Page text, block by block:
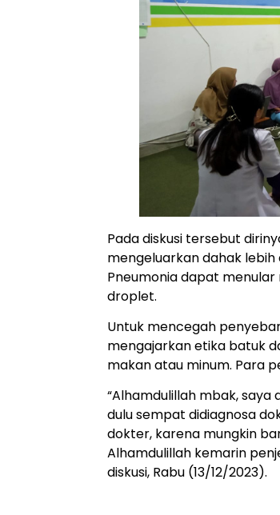
Pada diskusi tersebut
mengeluarkan dahak
Pneumonia dapat
droplet.
Untuk mencegah
mengajarkan etika batuk
makan atau minum. Para
“Alhamdulillah mbak,
dulu sempat didiagnosa
dokter, karena mungkin
Alhamdulillah kemarin
diskusi, Rabu (13/12/2023).